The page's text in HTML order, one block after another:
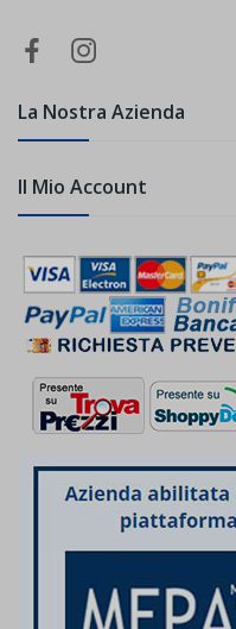
La Nostra Azienda
Il Mio Account